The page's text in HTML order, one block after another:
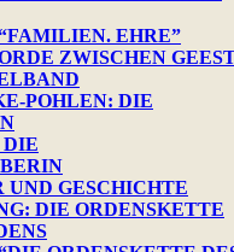
EHRE”
ZWISCHEN
POHLEN: DIE
DIE
UND GESCHICHTE
DIE ORDENSKETTE